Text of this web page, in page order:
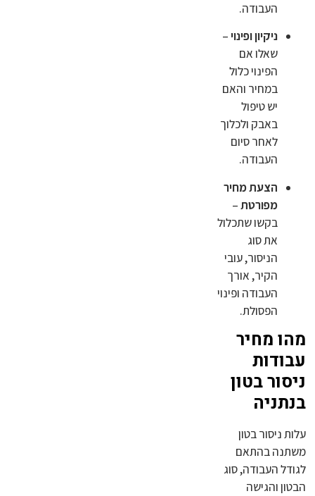
העבודה.
ניקיון ופינוי–
שאלו אם
הפינוי כלול
במחיר והאם
יש טיפול
באבק ולכלוך
לאחר סיום
העבודה.
הצעת מחיר
מפורטת–
בקשו שתכלול
את סוג
הניסור, עובי
הקיר, אורך
העבודה ופינוי
הפסולת.
מהו מחיר
עבודות
ניסור בטון
בנתניה
עלות ניסור בטון
משתנה בהתאם
לגודל העבודה, סוג
הבטון והגישה